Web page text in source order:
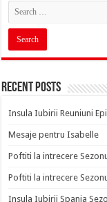
Recent Posts
Insula Iubirii Reuniuni
Mesaje pentru Isabelle
Poftiti la intrecere
Poftiti la intrecere
Insula Iubirii Spania